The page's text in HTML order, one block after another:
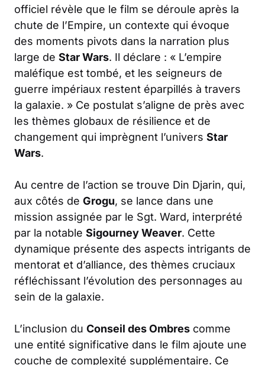
officiel révèle que le film se déroule après la
chute de l’Empire, un contexte qui évoque
des moments pivots dans la narration plus
large de Star Wars. Il déclare : « L’empire
maléfique est tombé, et les seigneurs de
guerre impériaux restent éparpillés à travers
la galaxie. » Ce postulat s’aligne de près avec
les thèmes globaux de résilience et de
changement qui imprègnent l’univers Star
Wars.
Au centre de l’action se trouve Din Djarin, qui,
aux côtés de Grogu, se lance dans une
mission assignée par le Sgt. Ward, interprété
par la notable Sigourney Weaver. Cette
dynamique présente des aspects intrigants de
mentorat et d’alliance, des thèmes cruciaux
réfléchissant l’évolution des personnages au
sein de la galaxie.
L’inclusion du Conseil des Ombres comme
une entité significative dans le film ajoute une
couche de complexité supplémentaire. Ce